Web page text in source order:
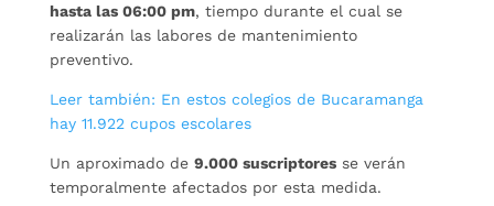
hasta las 06:00 pm, tiempo durante el cual se
realizarán las labores de mantenimiento
preventivo.
Leer también: En estos colegios de Bucaramanga
hay 11.922 cupos escolares
Un aproximado de 9.000 suscriptoresse verán
temporalmente afectados por esta medida.